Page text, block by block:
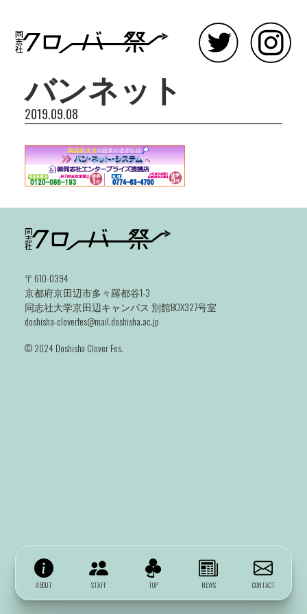
バンネット
2019.09.08
ABOUT STAFF TOP NEWS CONTACT
〒610-0394
京都府京田辺市多々羅都谷1-3
同志社大学京田辺キャンパス 別館BOX327号室
doshisha-cloverfes@mail.doshisha.ac.jp
©️ 2024 Doshisha Clover Fes.